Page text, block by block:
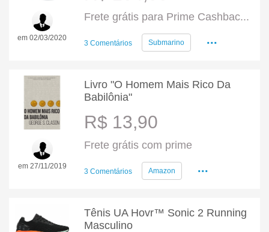
em 02/03/2020
Frete grátis para Prime Cashbac...
3 Comentários Submarino ...
em 27/11/2019
Livro "O Homem Mais Rico Da
Babilônia"
R$ 13,90
Frete grátis com prime
3 Comentários Amazon ...
Tênis UA Hovr™ Sonic 2 Running
Masculino